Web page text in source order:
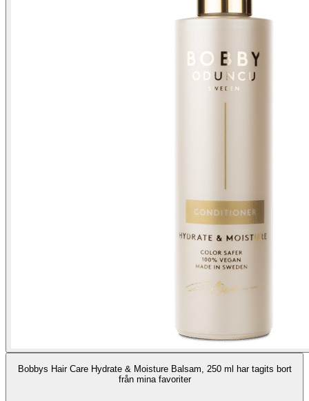
Bobbys Hair Care Hydrate & Moisture Balsam, 250 ml har tagits bort
från mina favoriter